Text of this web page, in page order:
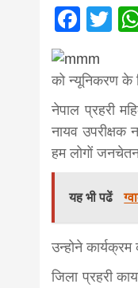
को न्यूनिकरण के
नेपाल प्रहरी
नायव
हम लोगों
यह भी पढें
उन्होने
जिला प्रहरी